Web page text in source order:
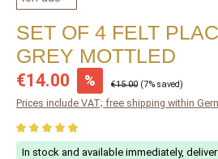
SET OF 4 FELT
GREY MOTTLED
Sale price:
€14.00 % Regular price:
€15.00 (7% saved)
Prices include VAT; free shipping within
Average rating of 4.88 out of 5 stars
In stock and available immediately,